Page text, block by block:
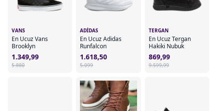
VANS
En Ucuz Vans
Brooklyn
1.349,99
5.880
ADIDAS
En Ucuz Adidas
Runfalcon
1.618,50
5.099
TERGAN
En Ucuz Tergan
Hakiki Nubuk
869,99
9.599,99